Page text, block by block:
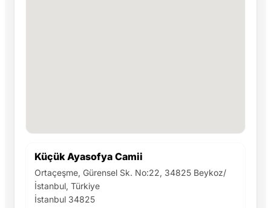
Küçük Ayasofya Camii
Ortaçeşme, Gürensel Sk. No:22, 34825 Beykoz/
İstanbul, Türkiye
İstanbul 34825